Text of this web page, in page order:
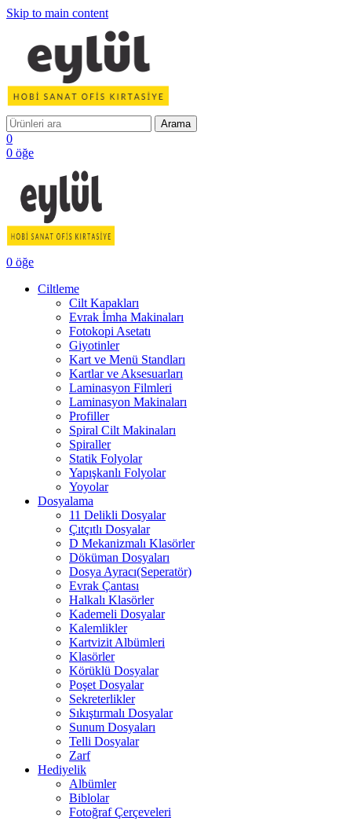
Skip to main content
Arama
0
0 öğe
0 öğe
Ciltleme
Cilt Kapakları
Evrak İmha Makinaları
Fotokopi Asetatı
Giyotinler
Kart ve Menü Standları
Kartlar ve Aksesuarları
Laminasyon Filmleri
Laminasyon Makinaları
Profiller
Spiral Cilt Makinaları
Spiraller
Statik Folyolar
Yapışkanlı Folyolar
Yoyolar
Dosyalama
11 Delikli Dosyalar
Çıtçıtlı Dosyalar
D Mekanizmalı Klasörler
Döküman Dosyaları
Dosya Ayracı(Seperatör)
Evrak Çantası
Halkalı Klasörler
Kademeli Dosyalar
Kalemlikler
Kartvizit Albümleri
Klasörler
Körüklü Dosyalar
Poşet Dosyalar
Sekreterlikler
Sıkıştırmalı Dosyalar
Sunum Dosyaları
Telli Dosyalar
Zarf
Hediyelik
Albümler
Biblolar
Fotoğraf Çerçeveleri